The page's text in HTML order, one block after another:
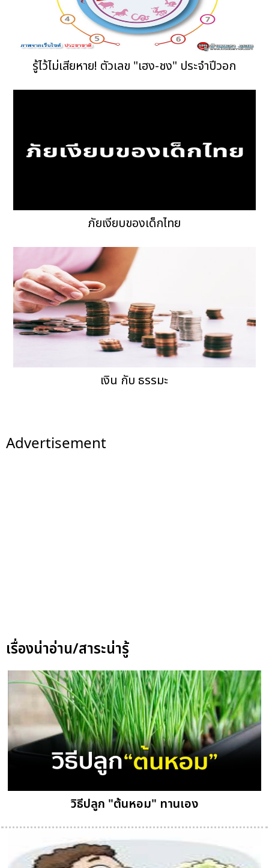
รู้ไว้ไม่เสียหาย! ตัวเลข "เฮง-ชง" ประจำปีวอก
ภัยเงียบของเด็กไทย
เงิน กับ ธรรมะ
Advertisement
เรื่องน่าอ่าน/สาระน่ารู้
วิธีปลูก "ต้นหอม" ทานเอง